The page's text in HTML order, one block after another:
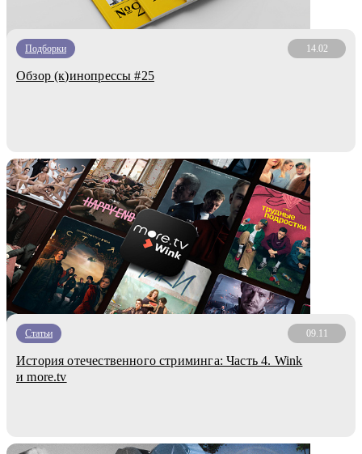
Подборки 14.02
Обзор (к)инопрессы #25
Статьи 09.11
История отечественного стриминга: Часть 4. Wink
и more.tv